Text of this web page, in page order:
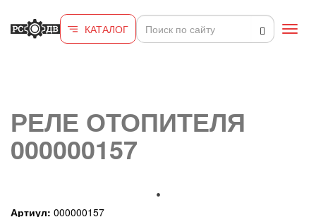
КАТАЛОГ
РЕЛЕ ОТОПИТЕЛЯ
000000157
Артиул: 000000157